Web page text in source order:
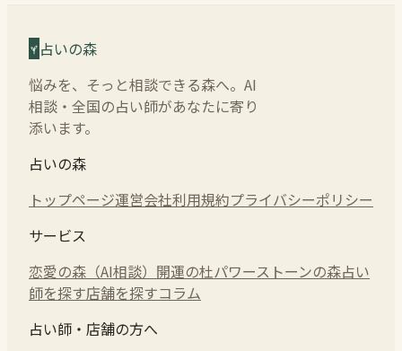
占いの森
悩みを、そっと相談できる森へ。AI
相談・全国の占い師があなたに寄り
添います。
占いの森
トップページ運営会社利用規約プライバシーポリシー
サービス
恋愛の森（AI相談） 開運の杜パワーストーンの森占い
師を探す店舗を探すコラム
占い師・店舗の方へ